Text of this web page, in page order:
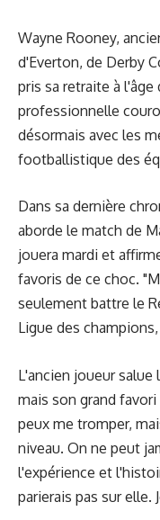
Wayne Rooney,
d'Everton, de Derby
pris sa retraite à l'âge
professionnelle
désormais avec les
footballistique des
Dans sa dernière
aborde le match de
jouera mardi et
favoris de ce choc.
seulement battre le
Ligue des
L'ancien joueur salue
mais son grand
peux me tromper,
niveau. On ne peut
l'expérience et
parierais pas sur elle.